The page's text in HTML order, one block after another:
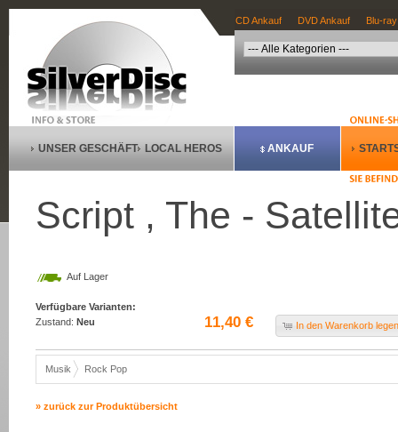
CD Ankauf DVD Ankauf Blu-
UNSER GESCHÄFT LOCAL HEROS ANKAUF
Script , The -
Auf Lager
Verfügbare Varianten:
Zustand: Neu 11,40 € In den Warenkorb
Musik Rock Pop
» zurück zur Produktübersicht